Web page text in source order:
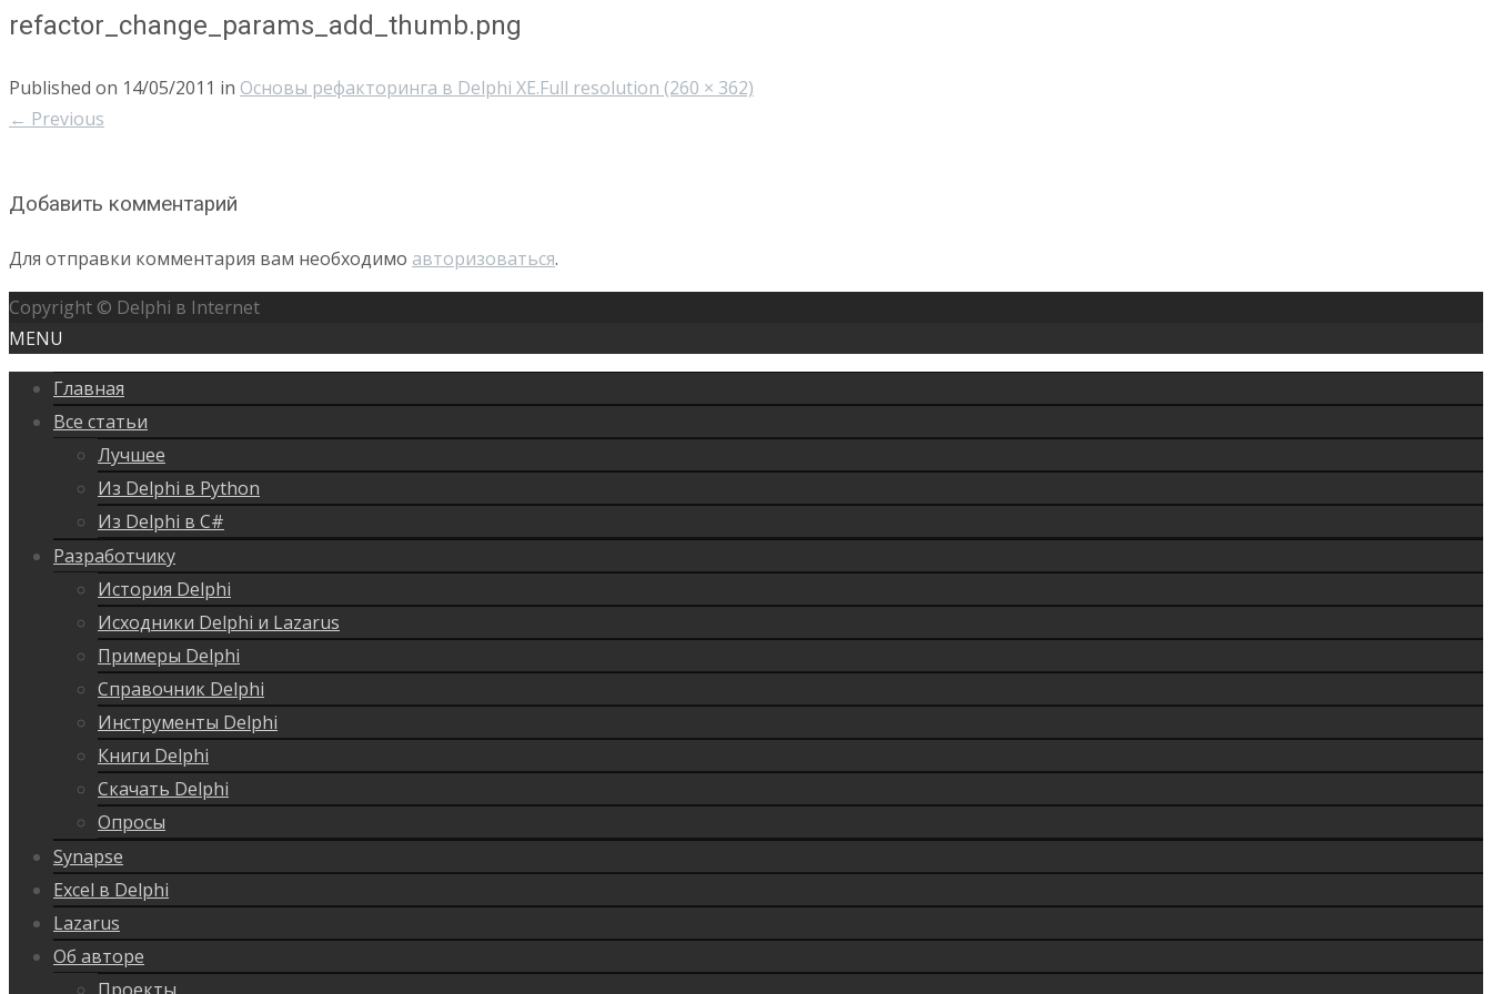
refactor_change_params_add_thumb.png
Published on 14/05/2011 in Основы рефакторинга в Delphi XE.Full resolution (260 × 362)
← Previous
Добавить комментарий
Для отправки комментария вам необходимо авторизоваться.
Copyright © Delphi в Internet
MENU
Главная
Все статьи
Лучшее
Из Delphi в Python
Из Delphi в C#
Разработчику
История Delphi
Исходники Delphi и Lazarus
Примеры Delphi
Справочник Delphi
Инструменты Delphi
Книги Delphi
Скачать Delphi
Опросы
Synapse
Excel в Delphi
Lazarus
Об авторе